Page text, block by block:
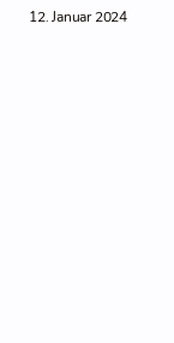
12. Januar 2024